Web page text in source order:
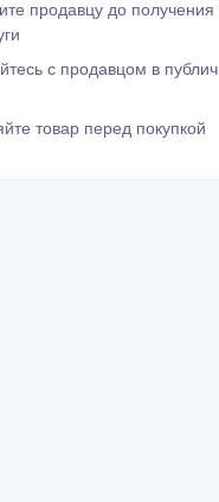
продавцу до получения
с продавцом в
товар перед покупкой